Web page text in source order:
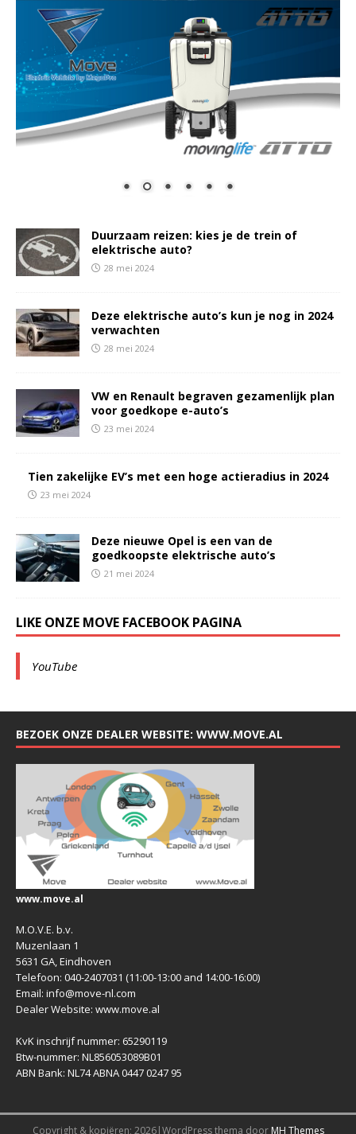
Duurzaam reizen: kies je de trein of
elektrische auto?
28 mei 2024
Deze elektrische auto’s kun je nog in 2024
verwachten
28 mei 2024
VW en Renault begraven gezamenlijk plan
voor goedkope e-auto’s
23 mei 2024
Tien zakelijke EV’s met een hoge actieradius in 2024
23 mei 2024
Deze nieuwe Opel is een van de
goedkoopste elektrische auto’s
21 mei 2024
LIKE ONZE MOVE FACEBOOK PAGINA
YouTube
BEZOEK ONZE DEALER WEBSITE: WWW.MOVE.AL
www.move.al
M.O.V.E. b.v.
Muzenlaan 1
5631 GA, Eindhoven
Telefoon: 040-2407031 (11:00-13:00 and 14:00-16:00)
Email: info@move-nl.com
Dealer Website: www.move.al
KvK inschrijf nummer: 65290119
Btw-nummer: NL856053089B01
ABN Bank: NL74 ABNA 0447 0247 95
Copyright & kopiëren; 2026|WordPress thema door MH Themes